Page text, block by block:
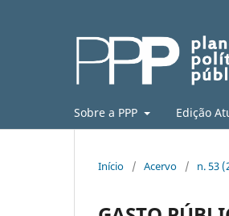
Sobre a PPP Edição
Início / Acervo / n. 53